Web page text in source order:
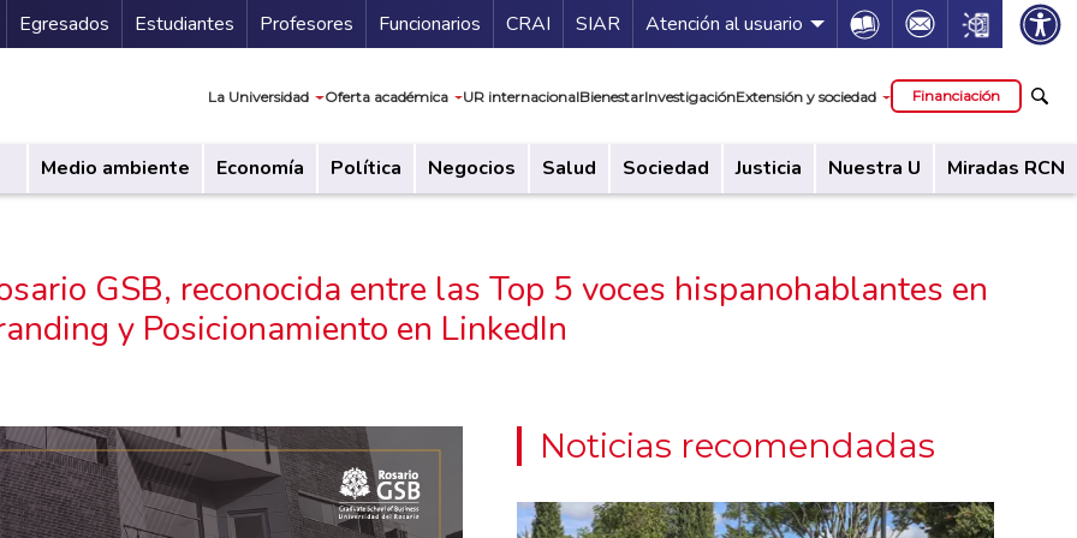
Secundario
Egresados Estudiantes Profesores Funcionarios Guía de servicios
CRAI SIAR Atención al usuario Icon Icon Icon
La Universidad Oferta académica UR internacionalBienestarInvestigaciónExtensión y sociedad Financiación
Medio ambiente Economía Política Negocios Salud Sociedad Justicia Nuestra U Miradas RCN
GSB, reconocida entre las Top 5 voces hispanohablantes en
y Posicionamiento en LinkedIn
Noticias recomendadas